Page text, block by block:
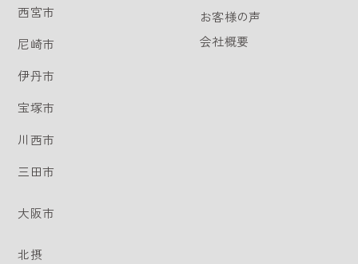
西宮市
尼崎市
伊丹市
宝塚市
川西市
三田市
大阪市
北摂
お客様の声
会社概要